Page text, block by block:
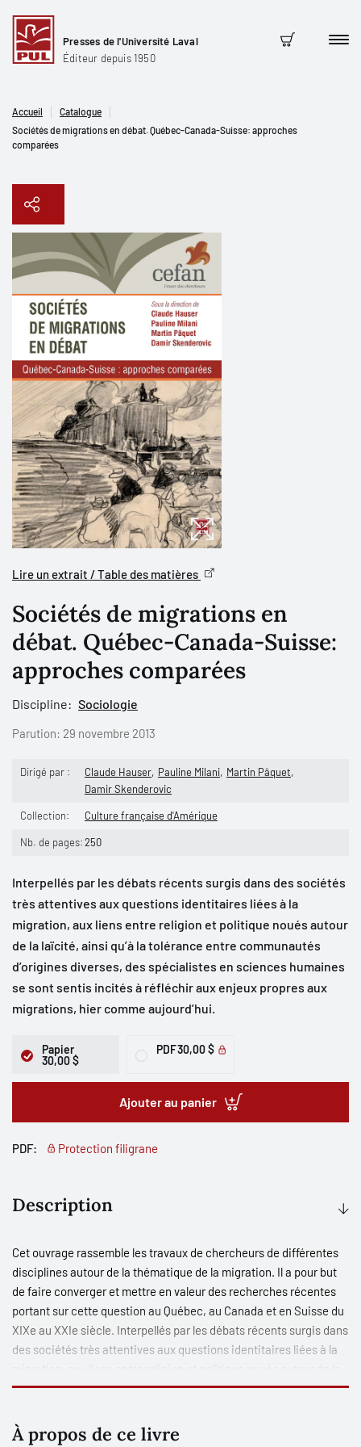
Presses de l'Université Laval
Éditeur depuis 1950
Panier
Accueil
Catalogue
Sociétés de migrations en débat. Québec-Canada-Suisse: approches
comparées
Copier le lien
Lire un extrait / Table des matières
Sociétés de migrations en
débat. Québec-Canada-Suisse:
approches comparées
Discipline: Sociologie
Parution: 29 novembre 2013
Dirigé par : Claude Hauser Pauline Milani Martin Pâquet
Damir Skenderovic
Collection: Culture française d'Amérique
Nb. de pages:250
Interpellés par les débats récents surgis dans des sociétés
très attentives aux questions identitaires liées à la
migration, aux liens entre religion et politique noués autour
de la laïcité, ainsi qu’à la tolérance entre communautés
d’origines diverses, des spécialistes en sciences humaines
se sont sentis incités à réfléchir aux enjeux propres aux
migrations, hier comme aujourd’hui.
Papier
30,00 $
PDF30,00 $
Ajouter au panier
PDF: Protection filigrane
Description
Cet ouvrage rassemble les travaux de chercheurs de différentes
disciplines autour de la thématique de la migration. Il a pour but
de faire converger et mettre en valeur des recherches récentes
portant sur cette question au Québec, au Canada et en Suisse du
XIXe au XXIe siècle. Interpellés par les débats récents surgis dans
des sociétés très attentives aux questions identitaires liées à la
laïcité, ainsi qu’à la tolérance entre communautés d’origines
incités à réfléchir aux enjeux propres aux migrations, hier comme
À propos de ce livre